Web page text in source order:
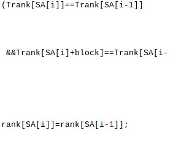
(Trank[SA[i]]==Trank[SA[i- 1
&&Trank[SA[i]+block]==Trank[SA[i-
rank[SA[i]]=rank[SA[i- 1 ]];